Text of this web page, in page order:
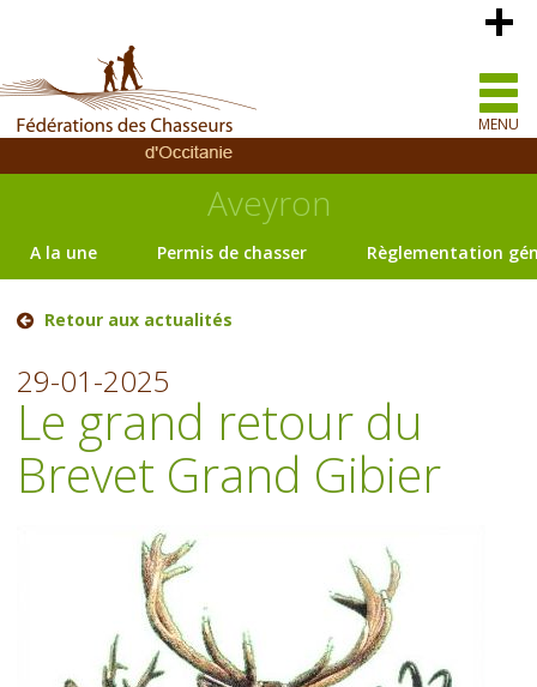
MENU
Aveyron
A la une Permis de chasser Règlementation
Retour aux actualités
29-01-2025
Le grand retour du
Brevet Grand Gibier